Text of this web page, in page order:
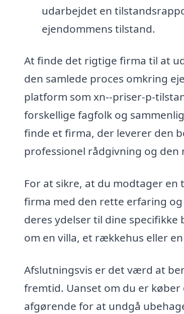
udarbejdet en
ejendommens tilstand.
At finde det rigtige firma til at
den samlede proces omkring
platform som xn--priser-p-
forskellige fagfolk og
finde et firma, der leverer den
professionel rådgivning og
For at sikre, at du modtager
firma med den rette erfaring
deres ydelser til dine
om en villa, et rækkehus eller
Afslutningsvis er det værd at
fremtid. Uanset om du er
afgørende for at undgå